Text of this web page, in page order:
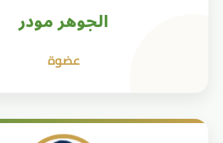
الجوهر مودر
عضوة